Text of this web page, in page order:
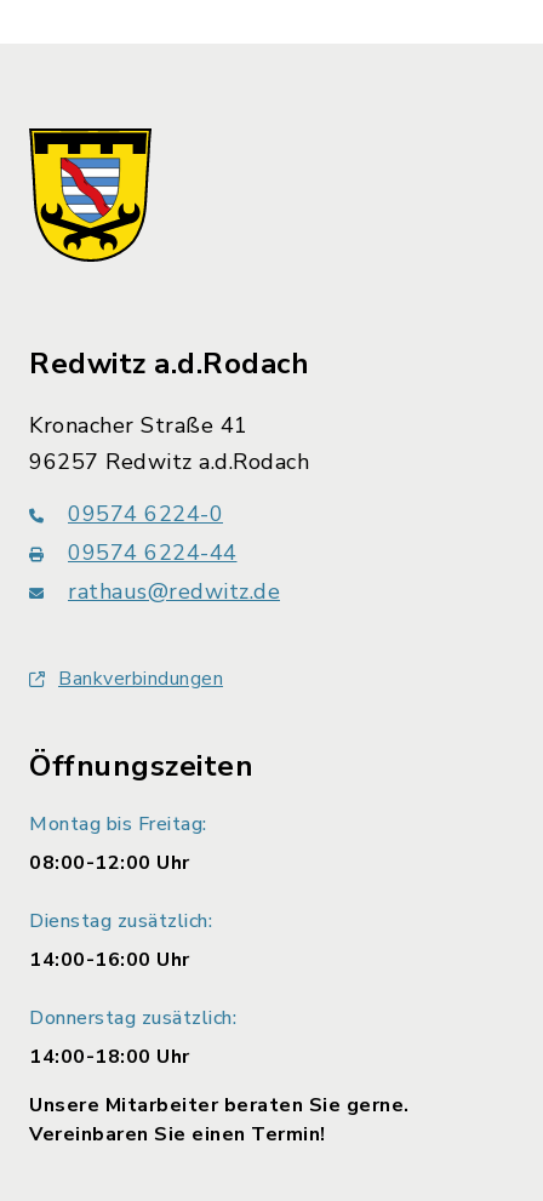
Redwitz a.d.Rodach
Kronacher Straße 41
96257 Redwitz a.d.Rodach
09574 6224-0
09574 6224-44
rathaus@redwitz.de
Bankverbindungen
Öffnungszeiten
Montag bis Freitag:
08:00-12:00 Uhr
Dienstag zusätzlich:
14:00-16:00 Uhr
Donnerstag zusätzlich:
14:00-18:00 Uhr
Unsere Mitarbeiter beraten Sie gerne.
Vereinbaren Sie einen Termin!